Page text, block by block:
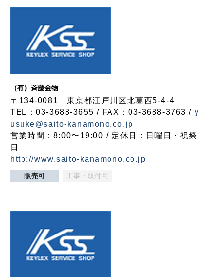
（有）斉藤金物
〒134-0081 東京都江戸川区北葛西5-4-4
TEL：03-3688-3655 / FAX：03-3688-3763 / y
usuke@saito-kanamono.co.jp
営業時間：8:00〜19:00 / 定休日：日曜日・祝祭
日
http://www.saito-kanamono.co.jp
販売可 工事・取付可